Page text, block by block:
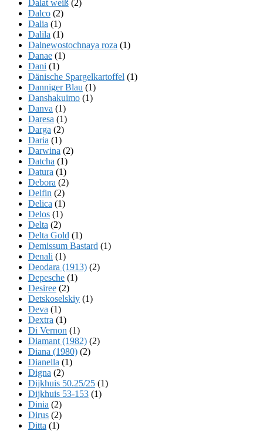
Dalat weiß (2)
Dalco (2)
Dalia (1)
Dalila (1)
Dalnewostochnaya roza (1)
Danae (1)
Dani (1)
Dänische Spargelkartoffel (1)
Danniger Blau (1)
Danshakuimo (1)
Danva (1)
Daresa (1)
Darga (2)
Daria (1)
Darwina (2)
Datcha (1)
Datura (1)
Debora (2)
Delfin (2)
Delica (1)
Delos (1)
Delta (2)
Delta Gold (1)
Demissum Bastard (1)
Denali (1)
Deodara (1913) (2)
Depesche (1)
Desiree (2)
Detskoselskiy (1)
Deva (1)
Dextra (1)
Di Vernon (1)
Diamant (1982) (2)
Diana (1980) (2)
Dianella (1)
Digna (2)
Dijkhuis 50.25/25 (1)
Dijkhuis 53-153 (1)
Dinia (2)
Dirus (2)
Ditta (1)